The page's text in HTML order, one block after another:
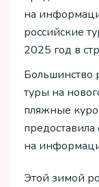
на
российские
2025 год в
Большинство
туры на
пляжные
на
Этой зимой